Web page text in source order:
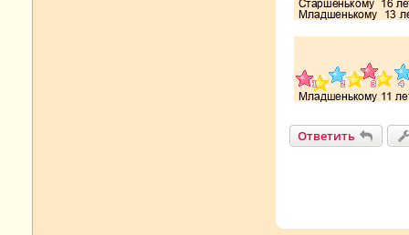
Ответить